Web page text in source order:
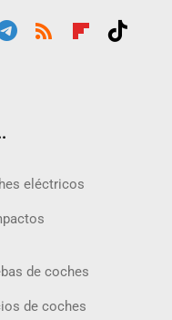
eléctricos
de coches
de coches